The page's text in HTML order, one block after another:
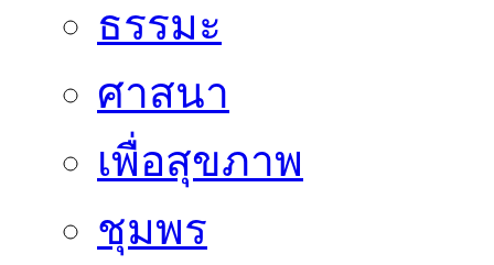
ธรรมะ
ศาสนา
เพื่อสุขภาพ
ชุมพร